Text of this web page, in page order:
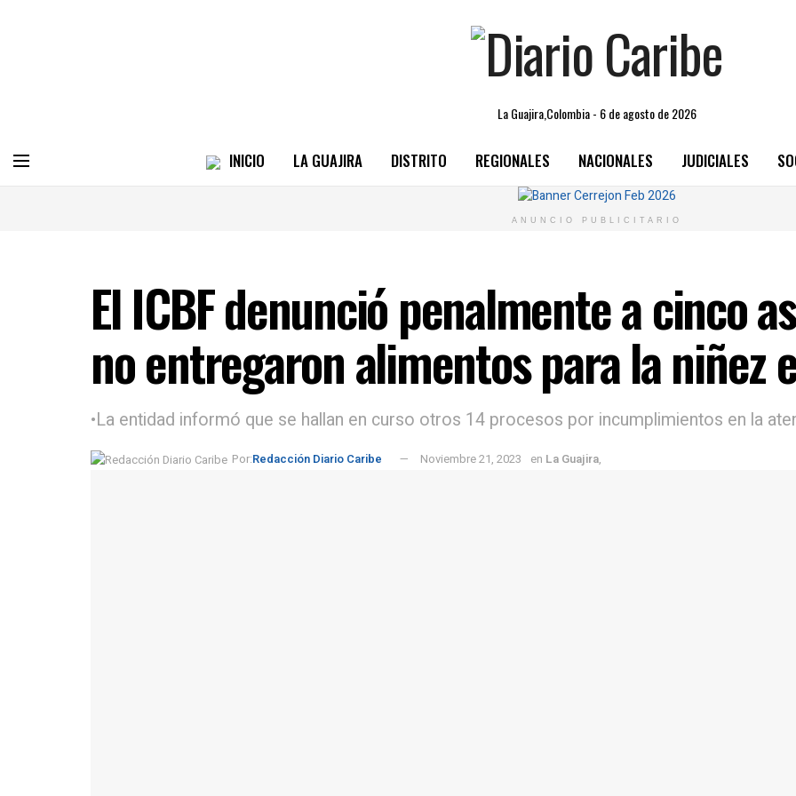
La Guajira,Colombia - 6 de agosto de 2026
INICIO LA GUAJIRA DISTRITO REGIONALES NACIONALES JUDICIALES
ANUNCIO PUBLICITARIO
El ICBF denunció penalmente a cinco
no entregaron alimentos para la niñez
•La entidad informó que se hallan en curso otros 14 procesos por incumplimientos en la
Por:Redacción Diario Caribe Noviembre 21, 2023 en La Guajira,